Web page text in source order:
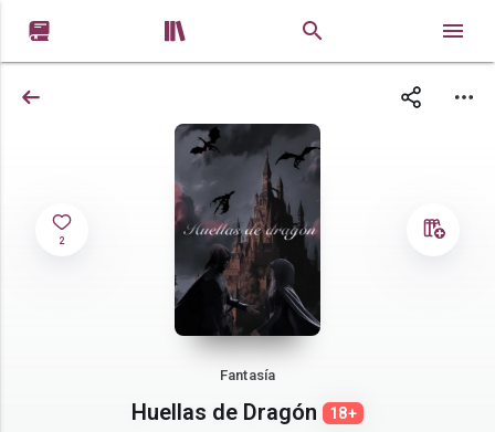
 
2
Fantasía
Huellas de Dragón 18+